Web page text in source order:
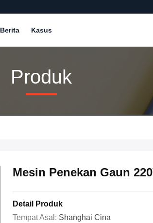
Berita Kasus
Produk
Mesin Penekan Gaun
Detail Produk
Tempat Asal: Shanghai Cina